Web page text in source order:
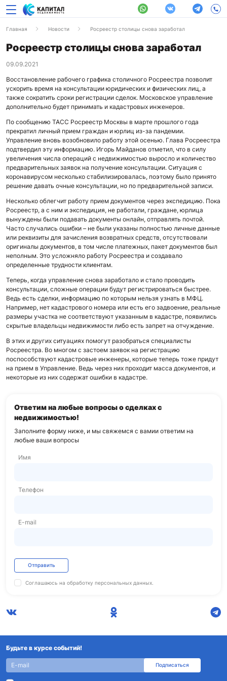
Главная Новости Росреестр столицы снова заработал
Росреестр столицы снова заработал
09.09.2021
Восстановление рабочего графика столичного Росреестра позволит
ускорить время на консультации юридических и физических лиц, а
также сократить сроки регистрации сделок. Московское управление
дополнительно будет принимать и кадастровых инженеров.
По сообщению ТАСС Росреестр Москвы в марте прошлого года
прекратил личный прием граждан и юрлиц из-за пандемии.
Управление вновь возобновило работу этой осенью. Глава Росреестра
подтвердил эту информацию. Игорь Майданов отметил, что в силу
увеличения числа операций с недвижимостью выросло и количество
предварительных заявок на получение консультации. Ситуация с
коронавирусом несколько стабилизировалась, поэтому было принято
решение давать очные консультации, но по предварительной записи.
Несколько облегчит работу прием документов через экспедицию. Пока
Росреестр, а с ним и экспедиция, не работали, граждане, юрлица
вынуждены были подавать документы онлайн, отправлять почтой.
Часто случались ошибки – не были указаны полностью личные данные
или реквизиты для зачисления возвратных средств, отсутствовали
оригиналы документов, в том числе платежных, пакет документов был
неполным. Это усложняло работу Росреестра и создавало
определенные трудности клиентам.
Теперь, когда управление снова заработало и стало проводить
консультации, сложные операции будут регистрироваться быстрее.
Ведь есть сделки, информацию по которым нельзя узнать в МФЦ.
Например, нет кадастрового номера или есть его задвоение, реальные
размеры участка не соответствуют указанным в кадастре, появились
скрытые владельцы недвижимости либо есть запрет на отчуждение.
В этих и других ситуациях помогут разобраться специалисты
Росреестра. Во многом с застоем заявок на регистрацию
поспособствуют кадастровые инженеры, которые теперь тоже придут
на прием в Управление. Ведь через них проходит масса документов, и
некоторые из них содержат ошибки в кадастре.
Ответим на любые вопросы о сделках с
недвижимостью!
Заполните форму ниже, и мы свяжемся с вамии ответим на
любые ваши вопросы
Имя
Телефон
E-mail
Отправить
Соглашаюсь на обработку персональных данных.
Будьте в курсе событий!
Подписаться